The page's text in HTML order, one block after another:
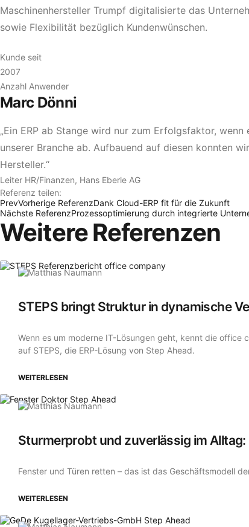
Maschinenhersteller Trumpf digitalisierte das
sowie Flexibilität bezüglich Kundenwünschen.
Kunde seit
2007
Anzahl Anwender
Marc Dönni
„Ein ERP ab Stange wird nur zum Erfolgsfaktor,
unserer Branche ab. Aufbauend auf diesen konnten
Hersteller.“
Leiter HR/Finanzen, Hans Eberle AG
Referenz teilen:
PrevVorherige ReferenzDank Cloud-ERP fit für die Zukunft
Nächste ReferenzProzessoptimierung durch integrierte
Weitere Referenzen
STEPS bringt Struktur in dynamische
Wenn es um moderne IT-Lösungen geht, kennt die office
auf STEPS, die ERP-Lösung von Step Ahead.
WEITERLESEN
Sturmerprobt und zuverlässig im
Fenster und Türen retten – das ist das Geschäftsmodell
WEITERLESEN